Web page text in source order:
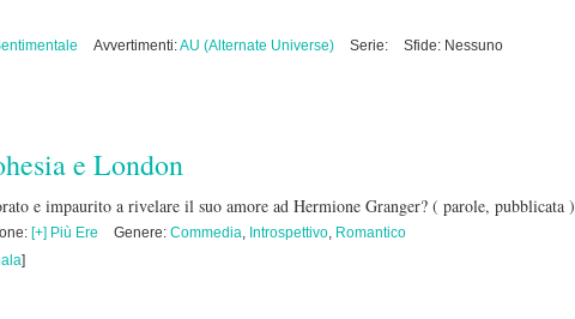
Avvertimenti:AU (Alternate Universe) Serie:
Sfide: Nessuno
e London
e impaurito a rivelare il suo amore ad Hermione Granger? ( parole, pubblicata )
[+] Più Ere Genere: Commedia, Introspettivo, Romantico
]